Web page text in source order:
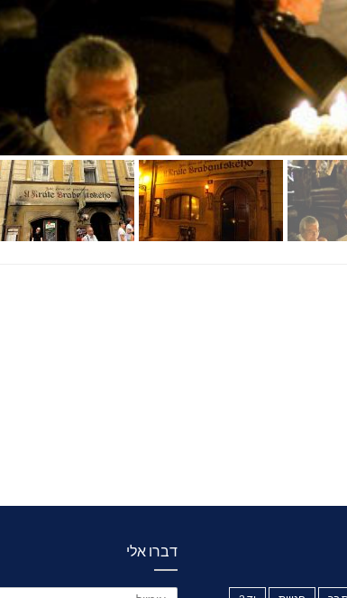
דברו אלי